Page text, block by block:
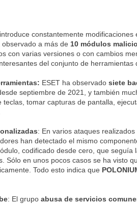
constantemente
a más de 10 módulos
con varias versiones o con cambios
del conjunto de herramientas
ESET ha observadosiete
septiembre de 2021, y también
teclas, tomar capturas de pantalla,
: En varios ataques
han detectado el mismo
codificado desde cero, que seguía
Sólo en unos pocos casos se ha visto
Todo esto indica que
: El grupoabusa de servicios